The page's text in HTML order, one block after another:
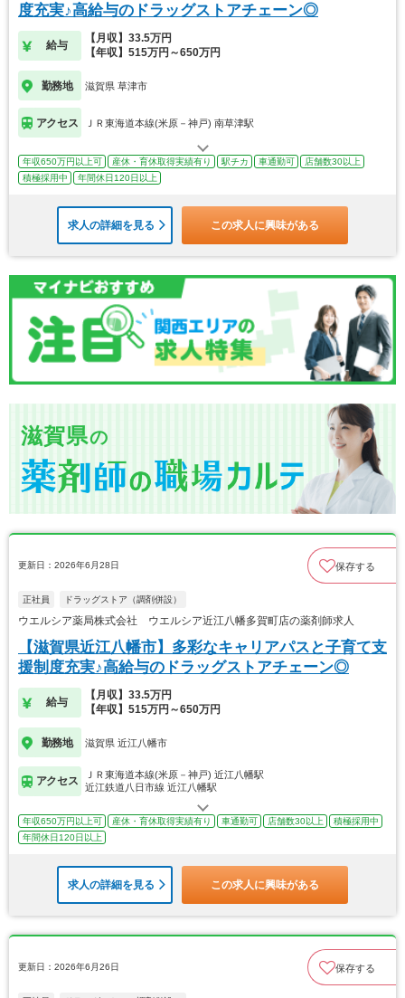
度充実♪高給与のドラッグストアチェーン◎
給与
【月収】33.5万円
【年収】515万円～650万円
勤務地 滋賀県 草津市
アクセス ＪＲ東海道本線(米原－神戸) 南草津駅
年収650万円以上可 産休・育休取得実績有り 駅チカ 車通勤可
店舗数30以上
積極採用中
年間休日120日以上
求人の詳細を見る この求人に興味がある
滋賀県の
更新日：2026年6月28日 保存する
正社員 ドラッグストア（調剤併設）
ウエルシア薬局株式会社 ウエルシア近江八幡多賀町店の薬剤師求人
【滋賀県近江八幡市】多彩なキャリアパスと子育て支
援制度充実♪高給与のドラッグストアチェーン◎
給与
【月収】33.5万円
【年収】515万円～650万円
勤務地 滋賀県 近江八幡市
アクセス
ＪＲ東海道本線(米原－神戸) 近江八幡駅
近江鉄道八日市線 近江八幡駅
年収650万円以上可 産休・育休取得実績有り 車通勤可 店舗数30以上
積極採用中
年間休日120日以上
求人の詳細を見る この求人に興味がある
更新日：2026年6月26日 保存する